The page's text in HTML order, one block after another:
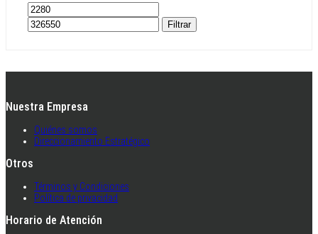
Filtrar
Nuestra Empresa
Quiénes somos
Direccionamiento Estratégico
Otros
Términos y Condiciones
Política de privacidad
Horario de Atención